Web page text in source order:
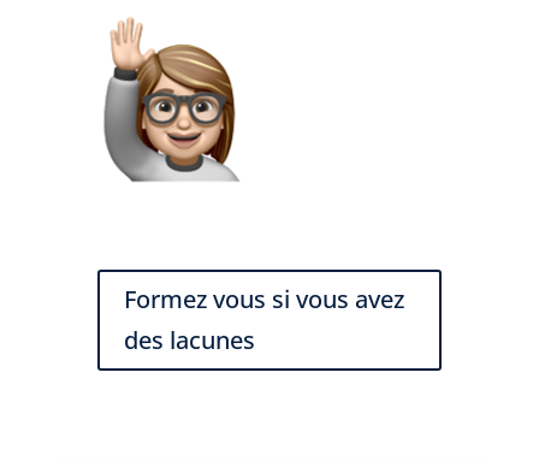
Formez vous si vous avez
des lacunes